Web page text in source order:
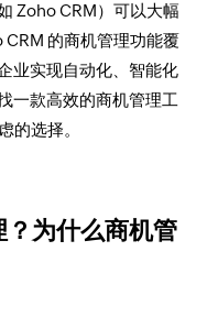
Zoho CRM）可以大幅
的商机管理功能覆
业实现自动化、智能化
一款高效的商机管理工
的选择。
？为什么商机管